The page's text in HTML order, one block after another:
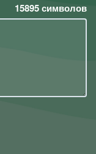
15895символов